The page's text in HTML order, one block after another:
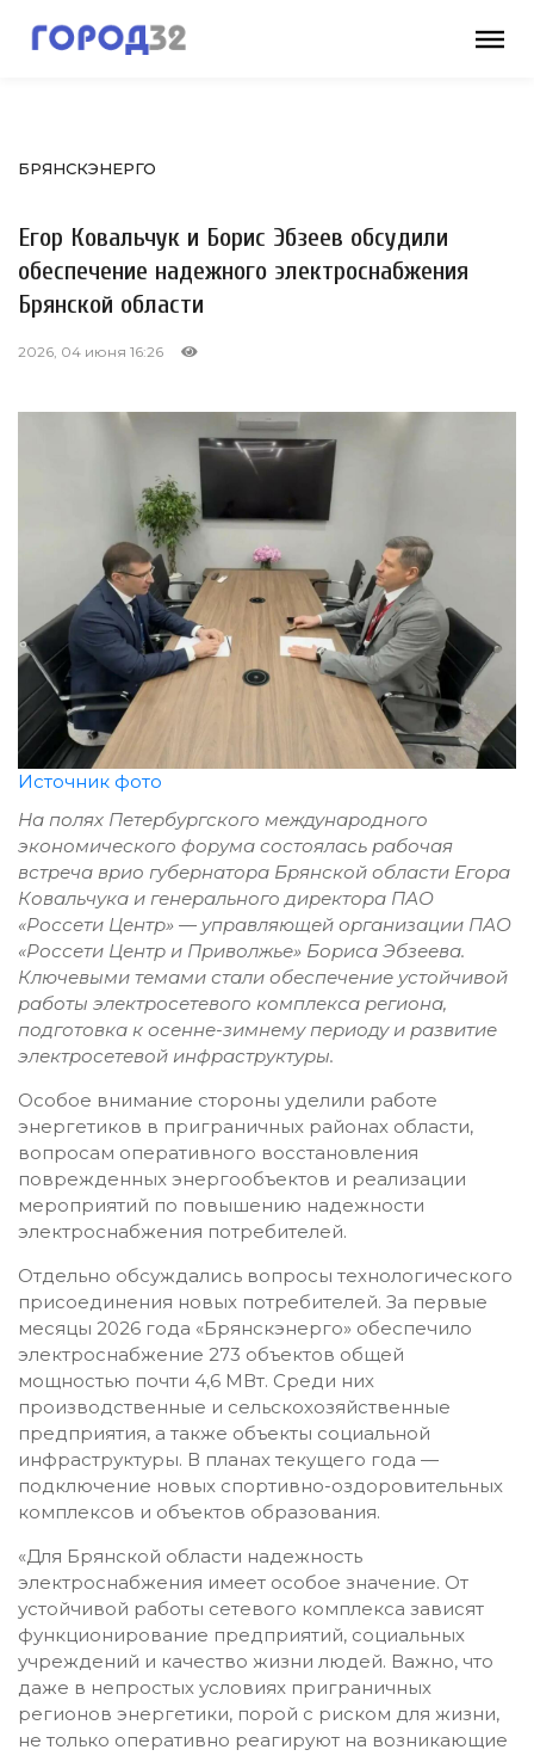
БРЯНСКЭНЕРГО
Егор Ковальчук и Борис Эбзеев обсудили
обеспечение надежного электроснабжения
Брянской области
2026, 04 июня 16:26
Источник фото
На полях Петербургского международного
экономического форума состоялась рабочая
встреча врио губернатора Брянской области Егора
Ковальчука и генерального директора ПАО
«Россети Центр» — управляющей организации ПАО
«Россети Центр и Приволжье» Бориса Эбзеева.
Ключевыми темами стали обеспечение устойчивой
работы электросетевого комплекса региона,
подготовка к осенне-зимнему периоду и развитие
электросетевой инфраструктуры.
Особое внимание стороны уделили работе
энергетиков в приграничных районах области,
вопросам оперативного восстановления
поврежденных энергообъектов и реализации
мероприятий по повышению надежности
электроснабжения потребителей.
Отдельно обсуждались вопросы технологического
присоединения новых потребителей. За первые
месяцы 2026 года «Брянскэнерго» обеспечило
электроснабжение 273 объектов общей
мощностью почти 4,6 МВт. Среди них
производственные и сельскохозяйственные
предприятия, а также объекты социальной
инфраструктуры. В планах текущего года —
подключение новых спортивно-оздоровительных
комплексов и объектов образования.
«Для Брянской области надежность
электроснабжения имеет особое значение. От
устойчивой работы сетевого комплекса зависят
функционирование предприятий, социальных
учреждений и качество жизни людей. Важно, что
даже в непростых условиях приграничных
регионов энергетики, порой с риском для жизни,
не только оперативно реагируют на возникающие